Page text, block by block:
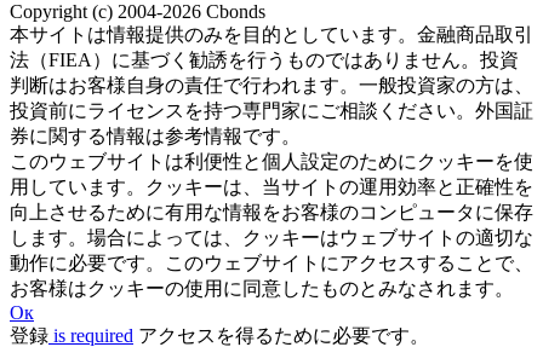
Copyright (c) 2004-2026 Cbonds
本サイトは情報提供のみを目的としています。金融商品取引
法（FIEA）に基づく勧誘を行うものではありません。投資
判断はお客様自身の責任で行われます。一般投資家の方は、
投資前にライセンスを持つ専門家にご相談ください。外国証
券に関する情報は参考情報です。
このウェブサイトは利便性と個人設定のためにクッキーを使
用しています。クッキーは、当サイトの運用効率と正確性を
向上させるために有用な情報をお客様のコンピュータに保存
します。場合によっては、クッキーはウェブサイトの適切な
動作に必要です。このウェブサイトにアクセスすることで、
お客様はクッキーの使用に同意したものとみなされます。
Ок
登録 is required アクセスを得るために必要です。